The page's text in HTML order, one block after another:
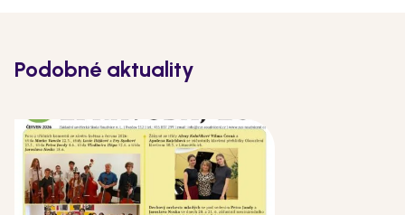
Podobné aktuality